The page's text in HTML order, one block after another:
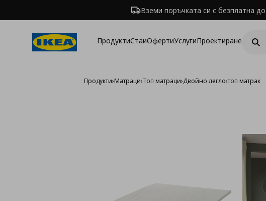
Вземи поръчката си с безплатна
ПродуктиСтаиОфертиУслугиПроектиране
Продукти›Матраци›Топ матраци›Двойно легло›топ матрак